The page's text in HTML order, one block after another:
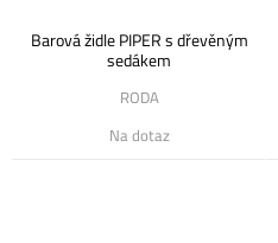
Barová židle PIPER s dřevěným
sedákem
RODA
Na dotaz